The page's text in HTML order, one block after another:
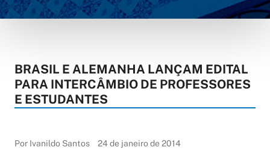
BRASIL E ALEMANHA LANÇAM EDITAL
PARA INTERCÂMBIO DE PROFESSORES
E ESTUDANTES
Por Ivanildo Santos 24 de janeiro de 2014